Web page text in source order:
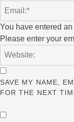
You have entered
Please enter your
SAVE MY NAME,
FOR THE NEXT